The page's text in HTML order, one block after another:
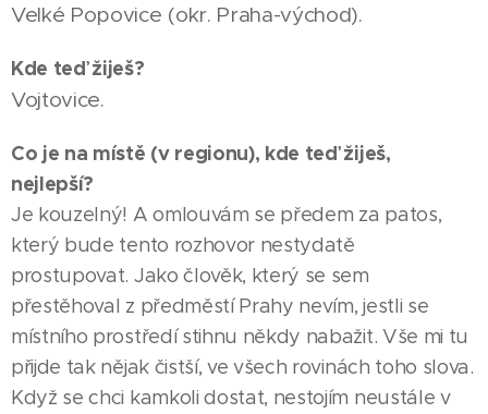
Velké Popovice (okr. Praha-východ).
Kde teď žiješ?
Vojtovice.
Co je na místě (v regionu), kde teď žiješ,
nejlepší?
Je kouzelný! A omlouvám se předem za patos,
který bude tento rozhovor nestydatě
prostupovat. Jako člověk, který se sem
přestěhoval z předměstí Prahy nevím, jestli se
místního prostředí stihnu někdy nabažit. Vše mi tu
přijde tak nějak čistší, ve všech rovinách toho slova.
Když se chci kamkoli dostat, nestojím neustále v